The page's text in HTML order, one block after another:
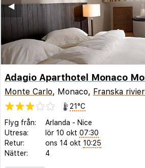
◀︎
Monte Carlo, Monaco, Franska
21°C
Flyg från:
Arlanda - Nice
Utresa:
lör 10 okt 07:30
Retur:
ons 14 okt 10:25
Nätter:
4